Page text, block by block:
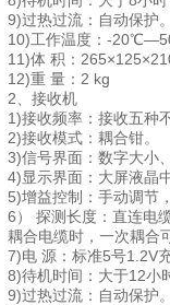
9)过热过流：自动保护
10)工作温度：-
11)体 积：
12)重 量：2 kg
2、接收机
1)接收频率：接收五种
2)接收模式：耦合钳。
3)信号界面：数字大小
4)显示界面：大屏液晶
5)增益控制：手动调
6） 探测长度：直连电
耦合电缆时，一次耦合
7)电 源：标准5号1.2V
8)待机时间：大于12小
9)过热过流：自动保护